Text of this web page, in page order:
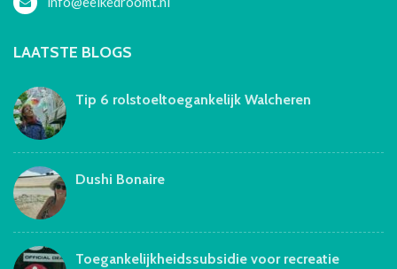
LAATSTE BLOGS
Tip 6 rolstoeltoegankelijk Walcheren
Dushi Bonaire
Toegankelijkheidssubsidie voor recreatie